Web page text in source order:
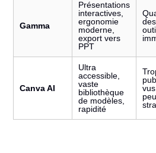
Gamma
Présentations
interactives,
ergonomie
moderne,
export vers
PPT
Canva AI
Ultra
accessible,
vaste
bibliothèque
de modèles,
rapidité